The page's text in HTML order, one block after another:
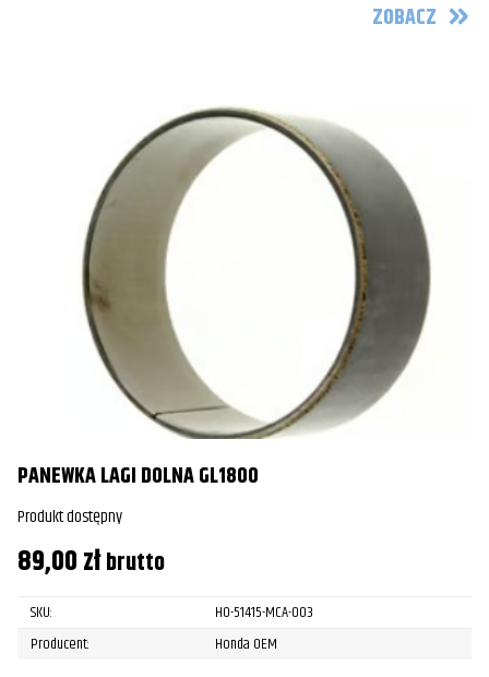
ZOBACZ
PANEWKA LAGI DOLNA GL1800
Produkt dostępny
89,00złbrutto
SKU:
HO-51415-MCA-003
Producent:
Honda OEM